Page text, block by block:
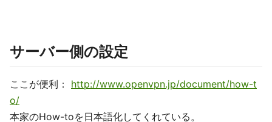
サーバー側の設定
ここが便利： http://www.openvpn.jp/document/how-t
o/
本家のHow-toを日本語化してくれている。